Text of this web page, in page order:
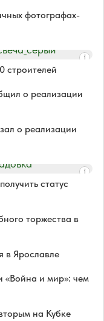
фотографах-
строителей
о реализации
о реализации
статус
торжества в
в Ярославле
«Война и мир»: чем
на Кубке